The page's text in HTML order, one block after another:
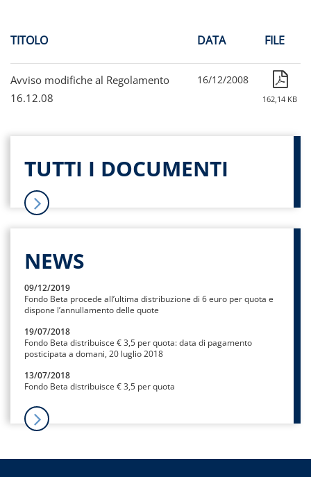
Archivio documenti
TITOLO DATA FILE
Avviso modifiche al Regolamento
16.12.08
16/12/2008
162,14 KB
TUTTI I DOCUMENTI
NEWS
09/12/2019
Fondo Beta procede all’ultima distribuzione di 6 euro per quota e
dispone l’annullamento delle quote
19/07/2018
Fondo Beta distribuisce € 3,5 per quota: data di pagamento
posticipata a domani, 20 luglio 2018
13/07/2018
Fondo Beta distribuisce € 3,5 per quota